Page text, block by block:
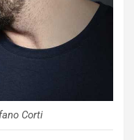
Corti